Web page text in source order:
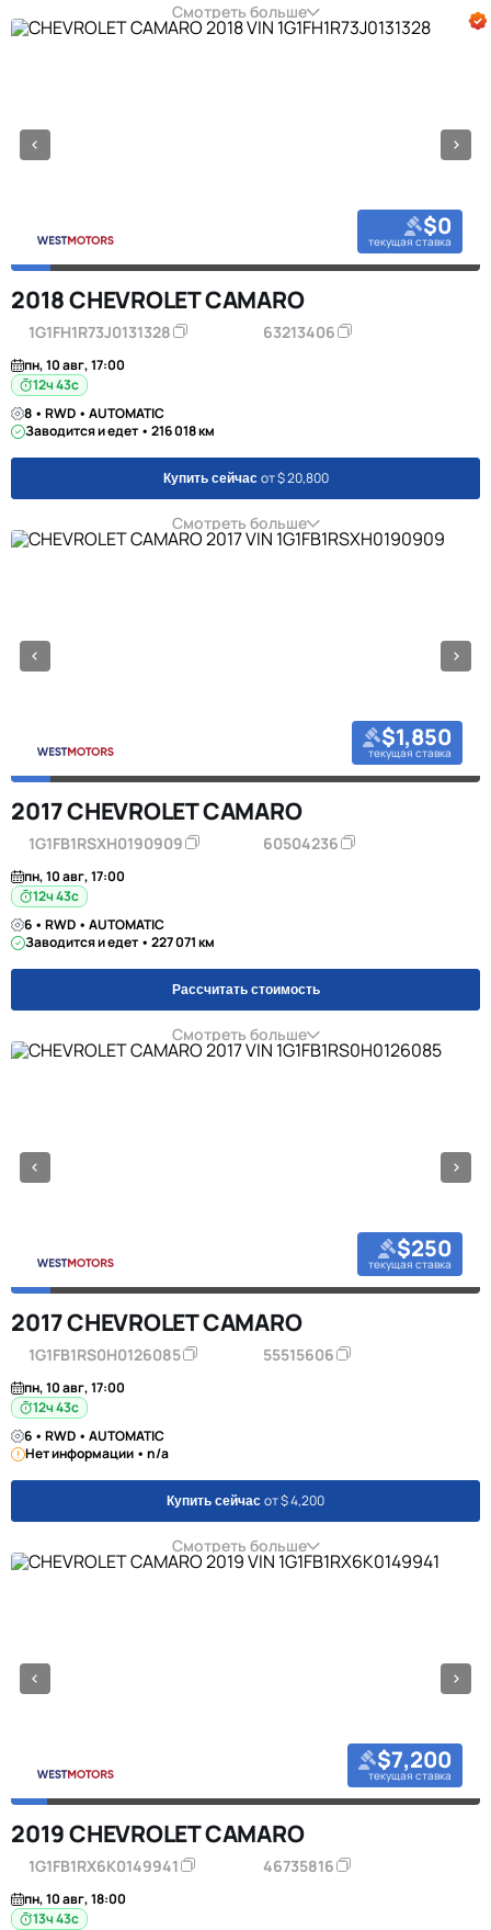
Смотреть больше
$0
текущая ставка
2018 CHEVROLET CAMARO
1G1FH1R73J0131328 63213406
пн, 10 авг, 17:00
12ч 42с
8 • RWD • AUTOMATIC
Заводится и едет • 216 018 км
Купить сейчас от $ 20,800
Смотреть больше
$1,850
текущая ставка
2017 CHEVROLET CAMARO
1G1FB1RSXH0190909 60504236
пн, 10 авг, 17:00
12ч 42с
6 • RWD • AUTOMATIC
Заводится и едет • 227 071 км
Рассчитать стоимость
Смотреть больше
$250
текущая ставка
2017 CHEVROLET CAMARO
1G1FB1RS0H0126085 55515606
пн, 10 авг, 17:00
12ч 42с
6 • RWD • AUTOMATIC
Нет информации • n/a
Купить сейчас от $ 4,200
Смотреть больше
$7,200
текущая ставка
2019 CHEVROLET CAMARO
1G1FB1RX6K0149941 46735816
пн, 10 авг, 18:00
13ч 42с